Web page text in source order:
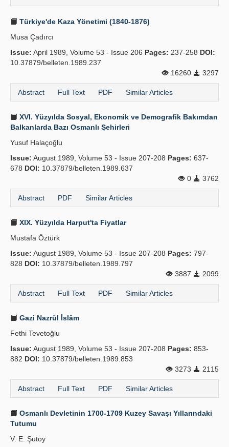
Türkiye'de Kaza Yönetimi (1840-1876)
Musa Çadırcı
Issue: April 1989, Volume 53 - Issue 206 Pages: 237-258 DOI:
10.37879/belleten.1989.237
16260
3297
Abstract Full Text PDF Similar Articles
XVI. Yüzyılda Sosyal, Ekonomik ve Demografik Bakımdan
Balkanlarda Bazı Osmanlı Şehirleri
Yusuf Halaçoğlu
Issue: August 1989, Volume 53 - Issue 207-208 Pages: 637-
678 DOI: 10.37879/belleten.1989.637
0
3762
Abstract PDF Similar Articles
XIX. Yüzyılda Harput'ta Fiyatlar
Mustafa Öztürk
Issue: August 1989, Volume 53 - Issue 207-208 Pages: 797-
828 DOI: 10.37879/belleten.1989.797
3887
2099
Abstract Full Text PDF Similar Articles
Gazi Nazrûl İslâm
Fethi Tevetoğlu
Issue: August 1989, Volume 53 - Issue 207-208 Pages: 853-
882 DOI: 10.37879/belleten.1989.853
3273
2115
Abstract Full Text PDF Similar Articles
Osmanlı Devletinin 1700-1709 Kuzey Savaşı Yıllarındaki
Tutumu
V. E. Şutoy